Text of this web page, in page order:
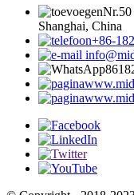
Nr.50
Shanghai, China
+86-